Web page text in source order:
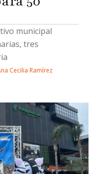
municipal
tres
Cecilia Ramírez